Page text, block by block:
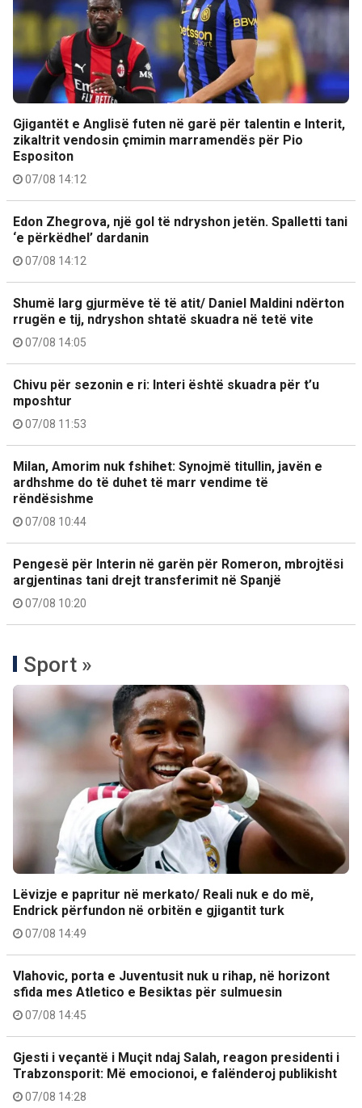
Gjigantët e Anglisë futen në garë për talentin e Interit,
zikaltrit vendosin çmimin marramendës për Pio
Espositon
07/08 14:12
Edon Zhegrova, një gol të ndryshon jetën. Spalletti tani
‘e përkëdhel’ dardanin
07/08 14:12
Shumë larg gjurmëve të të atit/ Daniel Maldini ndërton
rrugën e tij, ndryshon shtatë skuadra në tetë vite
07/08 14:05
Chivu për sezonin e ri: Interi është skuadra për t’u
mposhtur
07/08 11:53
Milan, Amorim nuk fshihet: Synojmë titullin, javën e
ardhshme do të duhet të marr vendime të
rëndësishme
07/08 10:44
Pengesë për Interin në garën për Romeron, mbrojtësi
argjentinas tani drejt transferimit në Spanjë
07/08 10:20
Sport »
Lëvizje e papritur në merkato/ Reali nuk e do më,
Endrick përfundon në orbitën e gjigantit turk
07/08 14:49
Vlahovic, porta e Juventusit nuk u rihap, në horizont
sfida mes Atletico e Besiktas për sulmuesin
07/08 14:45
Gjesti i veçantë i Muçit ndaj Salah, reagon presidenti i
Trabzonsporit: Më emocionoi, e falënderoj publikisht
07/08 14:28